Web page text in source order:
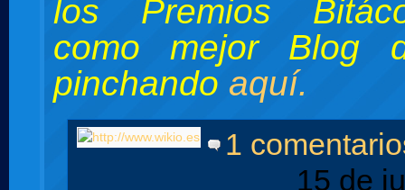
los Premios
como mejor Blog
pinchando aquí.
1
15 de